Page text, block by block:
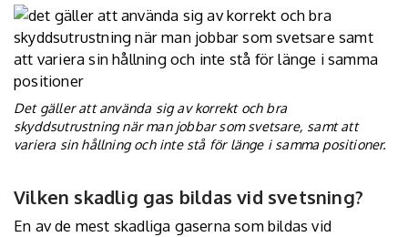
Det gäller att använda sig av korrekt och bra
skyddsutrustning när man jobbar som svetsare, samt att
variera sin hållning och inte stå för länge i samma positioner.
Vilken skadlig gas bildas vid svetsning?
En av de mest skadliga gaserna som bildas vid